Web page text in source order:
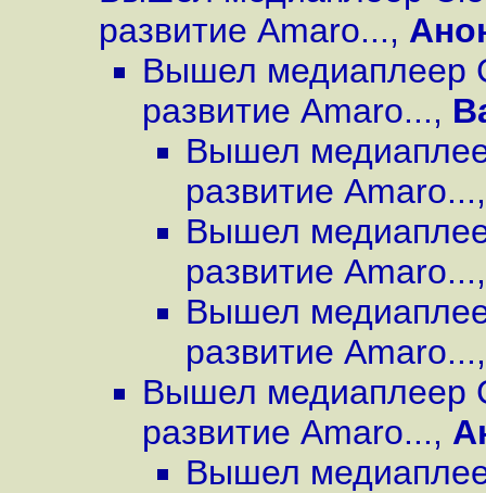
развитие Amaro...,
Вышел медиаплеер
развитие Amaro...,
Вышел
развитие Amaro...
Вышел
развитие Amaro...
Вышел
развитие Amaro...
Вышел медиаплеер
развитие Amaro...,
Вышел